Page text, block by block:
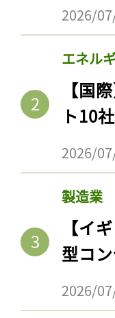
2026/
エネル
【国
ト10
2026/
製造業
【イ
型コ
2026/